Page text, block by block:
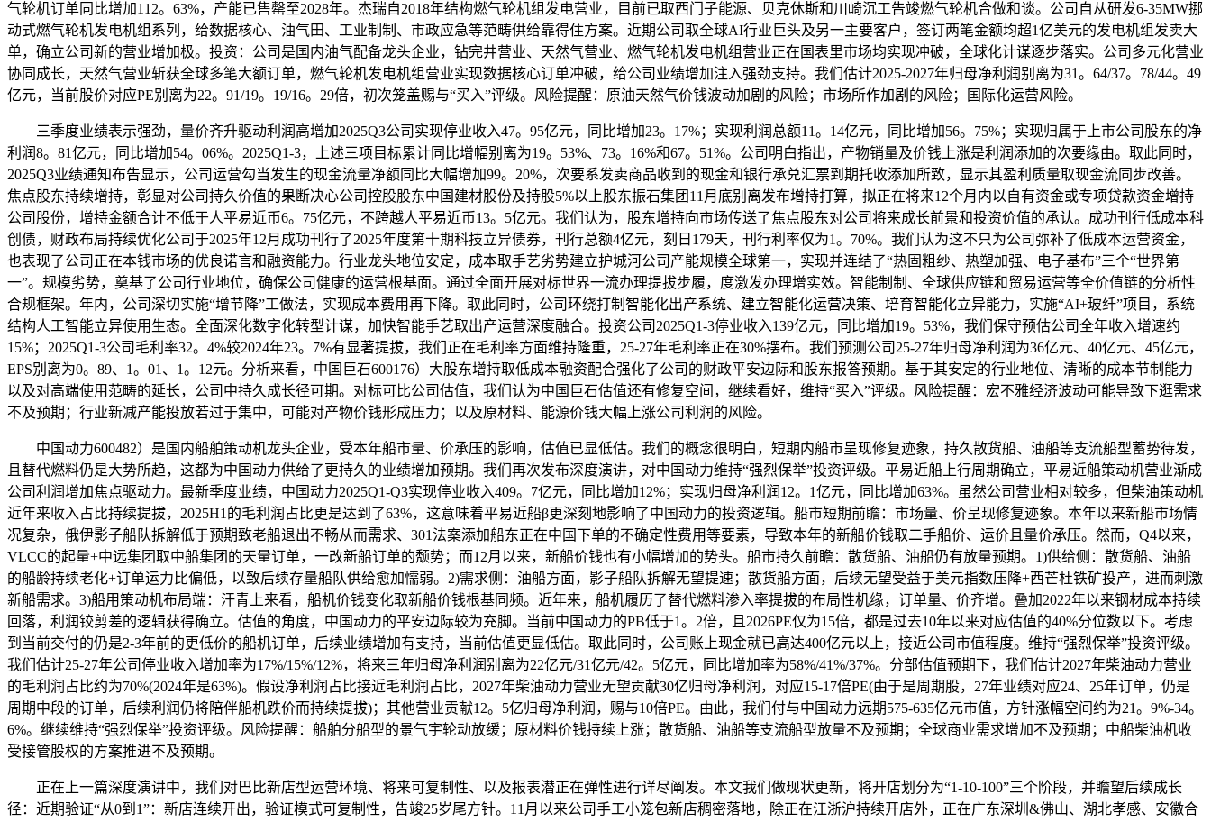
气轮机订单同比增加112。63%，产能已售罄至2028年。杰瑞自2018年结构燃气轮机组发电营业，目前已取西门子能源、贝克休斯和川崎沉工告竣燃气轮机合做和谈。公司自从研发6-35MW挪
动式燃气轮机发电机组系列，给数据核心、油气田、工业制制、市政应急等范畴供给靠得住方案。近期公司取全球AI行业巨头及另一主要客户，签订两笔金额均超1亿美元的发电机组发卖大
单，确立公司新的营业增加极。投资：公司是国内油气配备龙头企业，钻完井营业、天然气营业、燃气轮机发电机组营业正在国表里市场均实现冲破，全球化计谋逐步落实。公司多元化营业
协同成长，天然气营业斩获全球多笔大额订单，燃气轮机发电机组营业实现数据核心订单冲破，给公司业绩增加注入强劲支持。我们估计2025-2027年归母净利润别离为31。64/37。78/44。49
亿元，当前股价对应PE别离为22。91/19。19/16。29倍，初次笼盖赐与“买入”评级。风险提醒：原油天然气价钱波动加剧的风险；市场所作加剧的风险；国际化运营风险。
三季度业绩表示强劲，量价齐升驱动利润高增加2025Q3公司实现停业收入47。95亿元，同比增加23。17%；实现利润总额11。14亿元，同比增加56。75%；实现归属于上市公司股东的净
利润8。81亿元，同比增加54。06%。2025Q1-3，上述三项目标累计同比增幅别离为19。53%、73。16%和67。51%。公司明白指出，产物销量及价钱上涨是利润添加的次要缘由。取此同时，
2025Q3业绩通知布告显示，公司运营勾当发生的现金流量净额同比大幅增加99。20%，次要系发卖商品收到的现金和银行承兑汇票到期托收添加所致，显示其盈利质量取现金流同步改善。
焦点股东持续增持，彰显对公司持久价值的果断决心公司控股股东中国建材股份及持股5%以上股东振石集团11月底别离发布增持打算，拟正在将来12个月内以自有资金或专项贷款资金增持
公司股份，增持金额合计不低于人平易近币6。75亿元，不跨越人平易近币13。5亿元。我们认为，股东增持向市场传送了焦点股东对公司将来成长前景和投资价值的承认。成功刊行低成本科
创债，财政布局持续优化公司于2025年12月成功刊行了2025年度第十期科技立异债券，刊行总额4亿元，刻日179天，刊行利率仅为1。70%。我们认为这不只为公司弥补了低成本运营资金，
也表现了公司正在本钱市场的优良诺言和融资能力。行业龙头地位安定，成本取手艺劣势建立护城河公司产能规模全球第一，实现并连结了“热固粗纱、热塑加强、电子基布”三个“世界第
一”。规模劣势，奠基了公司行业地位，确保公司健康的运营根基面。通过全面开展对标世界一流办理提拔步履，度激发办理增实效。智能制制、全球供应链和贸易运营等全价值链的分析性
合规框架。年内，公司深切实施“增节降”工做法，实现成本费用再下降。取此同时，公司环绕打制智能化出产系统、建立智能化运营决策、培育智能化立异能力，实施“AI+玻纤”项目，系统
结构人工智能立异使用生态。全面深化数字化转型计谋，加快智能手艺取出产运营深度融合。投资公司2025Q1-3停业收入139亿元，同比增加19。53%，我们保守预估公司全年收入增速约
15%；2025Q1-3公司毛利率32。4%较2024年23。7%有显著提拔，我们正在毛利率方面维持隆重，25-27年毛利率正在30%摆布。我们预测公司25-27年归母净利润为36亿元、40亿元、45亿元，
EPS别离为0。89、1。01、1。12元。分析来看，中国巨石600176）大股东增持取低成本融资配合强化了公司的财政平安边际和股东报答预期。基于其安定的行业地位、清晰的成本节制能力
以及对高端使用范畴的延长，公司中持久成长径可期。对标可比公司估值，我们认为中国巨石估值还有修复空间，继续看好，维持“买入”评级。风险提醒：宏不雅经济波动可能导致下逛需求
不及预期；行业新减产能投放若过于集中，可能对产物价钱形成压力；以及原材料、能源价钱大幅上涨公司利润的风险。
中国动力600482）是国内船舶策动机龙头企业，受本年船市量、价承压的影响，估值已显低估。我们的概念很明白，短期内船市呈现修复迹象，持久散货船、油船等支流船型蓄势待发，
且替代燃料仍是大势所趋，这都为中国动力供给了更持久的业绩增加预期。我们再次发布深度演讲，对中国动力维持“强烈保举”投资评级。平易近船上行周期确立，平易近船策动机营业渐成
公司利润增加焦点驱动力。最新季度业绩，中国动力2025Q1-Q3实现停业收入409。7亿元，同比增加12%；实现归母净利润12。1亿元，同比增加63%。虽然公司营业相对较多，但柴油策动机
近年来收入占比持续提拔，2025H1的毛利润占比更是达到了63%，这意味着平易近船β更深刻地影响了中国动力的投资逻辑。船市短期前瞻：市场量、价呈现修复迹象。本年以来新船市场情
况复杂，俄伊影子船队拆解低于预期致老船退出不畅从而需求、301法案添加船东正在中国下单的不确定性费用等要素，导致本年的新船价钱取二手船价、运价且量价承压。然而，Q4以来，
VLCC的起量+中远集团取中船集团的天量订单，一改新船订单的颓势；而12月以来，新船价钱也有小幅增加的势头。船市持久前瞻：散货船、油船仍有放量预期。1)供给侧：散货船、油船
的船龄持续老化+订单运力比偏低，以致后续存量船队供给愈加懦弱。2)需求侧：油船方面，影子船队拆解无望提速；散货船方面，后续无望受益于美元指数压降+西芒杜铁矿投产，进而刺激
新船需求。3)船用策动机布局端：汗青上来看，船机价钱变化取新船价钱根基同频。近年来，船机履历了替代燃料渗入率提拔的布局性机缘，订单量、价齐增。叠加2022年以来钢材成本持续
回落，利润铰剪差的逻辑获得确立。估值的角度，中国动力的平安边际较为充脚。当前中国动力的PB低于1。2倍，且2026PE仅为15倍，都是过去10年以来对应估值的40%分位数以下。考虑
到当前交付的仍是2-3年前的更低价的船机订单，后续业绩增加有支持，当前估值更显低估。取此同时，公司账上现金就已高达400亿元以上，接近公司市值程度。维持“强烈保举”投资评级。
我们估计25-27年公司停业收入增加率为17%/15%/12%，将来三年归母净利润别离为22亿元/31亿元/42。5亿元，同比增加率为58%/41%/37%。分部估值预期下，我们估计2027年柴油动力营业
的毛利润占比约为70%(2024年是63%)。假设净利润占比接近毛利润占比，2027年柴油动力营业无望贡献30亿归母净利润，对应15-17倍PE(由于是周期股，27年业绩对应24、25年订单，仍是
周期中段的订单，后续利润仍将陪伴船机跌价而持续提拔)；其他营业贡献12。5亿归母净利润，赐与10倍PE。由此，我们付与中国动力远期575-635亿元市值，方针涨幅空间约为21。9%-34。
6%。继续维持“强烈保举”投资评级。风险提醒：船舶分船型的景气宇轮动放缓；原材料价钱持续上涨；散货船、油船等支流船型放量不及预期；全球商业需求增加不及预期；中船柴油机收
受接管股权的方案推进不及预期。
正在上一篇深度演讲中，我们对巴比新店型运营环境、将来可复制性、以及报表潜正在弹性进行详尽阐发。本文我们做现状更新，将开店划分为“1-10-100”三个阶段，并瞻望后续成长
径：近期验证“从0到1”：新店连续开出，验证模式可复制性，告竣25岁尾方针。11月以来公司手工小笼包新店稠密落地，除正在江浙沪持续开店外，正在广东深圳&佛山、湖北孝感、安徽合